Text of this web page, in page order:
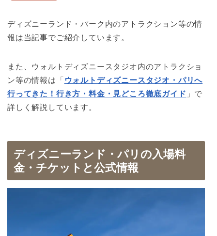
ディズニーランド・パーク内のアトラクション等の情
報は当記事でご紹介しています。
また、ウォルトディズニースタジオ内のアトラクショ
ン等の情報は「 ウォルトディズニースタジオ・パリへ
行ってきた！行き方・料金・見どころ徹底ガイド 」で
詳しく解説しています。
ディズニーランド・パリの入場料
金・チケットと公式情報